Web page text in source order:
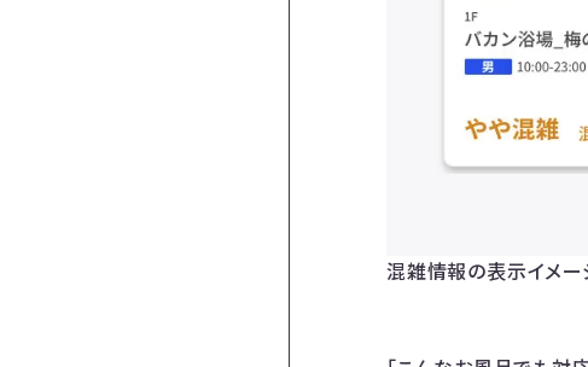
混雑情報の表示イメー